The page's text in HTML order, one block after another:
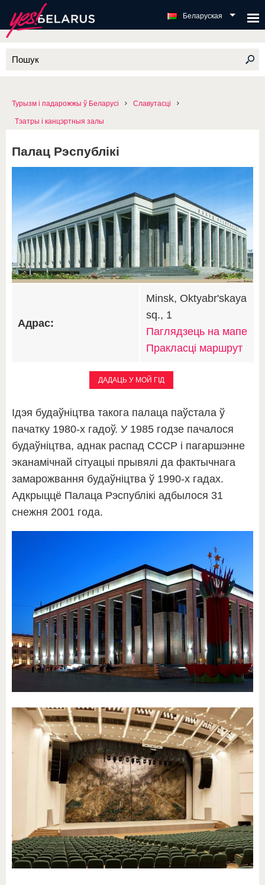
Беларуская
Турызм і падарожжы ў Беларусі Славутасці
Тэатры і канцэртныя залы
Палац Рэспублікі
Адрас:
Minsk, Oktyabr'skaya
sq., 1
Паглядзець на мапе
Пракласці маршрут
ДАДАЦЬ У МОЙ ГІД
Ідэя будаўніцтва такога палаца паўстала ў
пачатку 1980-х гадоў. У 1985 годзе пачалося
будаўніцтва, аднак распад СССР і пагаршэнне
эканамічнай сітуацыі прывялі да фактычнага
замарожвання будаўніцтва ў 1990-х гадах.
Адкрыццё Палаца Рэспублікі адбылося 31
снежня 2001 года.